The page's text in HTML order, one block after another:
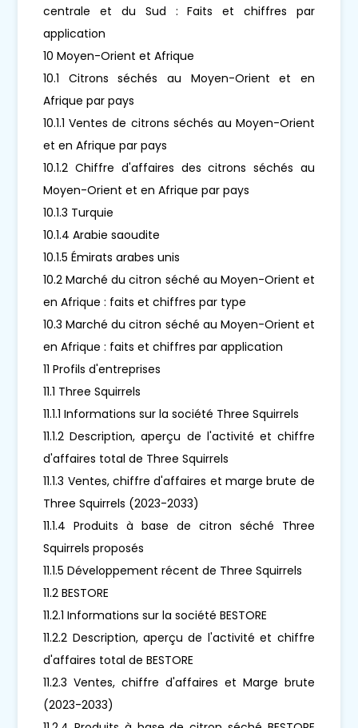
centrale et du Sud : Faits et chiffres par
application
10 Moyen-Orient et Afrique
10.1 Citrons séchés au Moyen-Orient et en
Afrique par pays
10.1.1 Ventes de citrons séchés au Moyen-Orient
et en Afrique par pays
10.1.2 Chiffre d'affaires des citrons séchés au
Moyen-Orient et en Afrique par pays
10.1.3 Turquie
10.1.4 Arabie saoudite
10.1.5 Émirats arabes unis
10.2 Marché du citron séché au Moyen-Orient et
en Afrique : faits et chiffres par type
10.3 Marché du citron séché au Moyen-Orient et
en Afrique : faits et chiffres par application
11 Profils d'entreprises
11.1 Three Squirrels
11.1.1 Informations sur la société Three Squirrels
11.1.2 Description, aperçu de l'activité et chiffre
d'affaires total de Three Squirrels
11.1.3 Ventes, chiffre d'affaires et marge brute de
Three Squirrels (2023-2033)
11.1.4 Produits à base de citron séché Three
Squirrels proposés
11.1.5 Développement récent de Three Squirrels
11.2 BESTORE
11.2.1 Informations sur la société BESTORE
11.2.2 Description, aperçu de l'activité et chiffre
d'affaires total de BESTORE
11.2.3 Ventes, chiffre d'affaires et Marge brute
(2023-2033)